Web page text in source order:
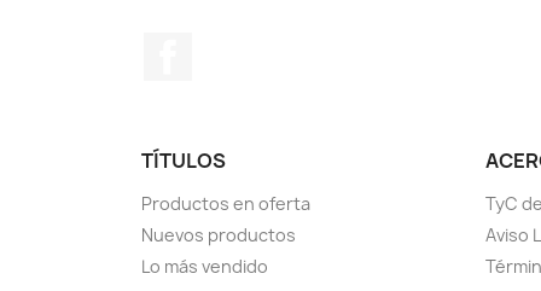
TÍTULOS
Productos en oferta
Nuevos productos
Lo más vendido
TyC
Aviso